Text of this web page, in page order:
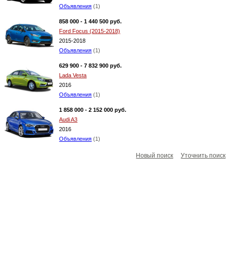
Объявления (1)
858 000 - 1 440 500 руб.
Ford Focus (2015-2018)
2015-2018
Объявления (1)
629 900 - 7 832 900 руб.
Lada Vesta
2016
Объявления (1)
1 858 000 - 2 152 000 руб.
Audi A3
2016
Объявления (1)
Новый поиск Уточнить поиск